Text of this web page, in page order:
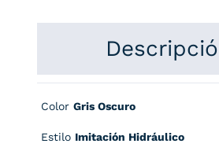
Color Gris Oscuro
Estilo Imitación Hidráulico